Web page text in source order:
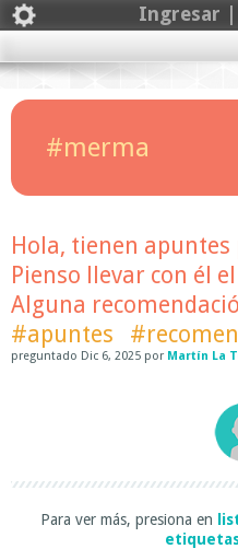
Ingresar |
#merma
Hola, tienen
Pienso llevar con él
Alguna
#apuntes
preguntado Dic 6, 2025 por Martín La
Para ver más, presiona en